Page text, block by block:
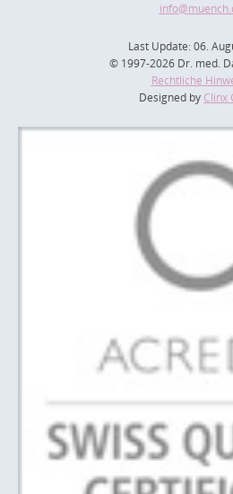
info
Last Update: 06.
© 1997-2026 Dr. med.
Rechtliche
Designed by Clinx